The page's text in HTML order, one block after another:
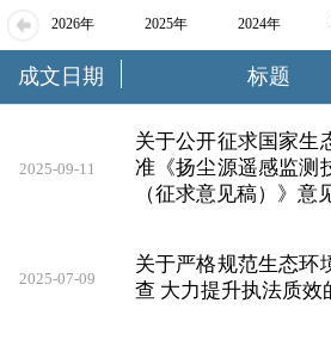
2026年 2025年 2024年
2021年 2019年
成文日期 标题
2025-09-11
关于公开征求国家生
准《扬尘源遥感监测
（征求意见稿）》意
2025-07-09
关于严格规范生态环
查 大力提升执法质效